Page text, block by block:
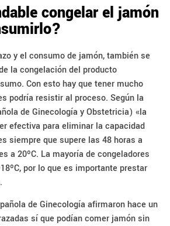
congelar el jamón
y el consumo de jamón, también se
la congelación del producto
Con esto hay que tener mucho
podría resistir al proceso. Según la
de Ginecología y Obstetricia) «la
efectiva para eliminar la capacidad
siempre que supere las 48 horas a
a 20ºC. La mayoría de congeladores
por lo que es importante prestar
de Ginecología afirmaron hace un
sí que podían comer jamón sin